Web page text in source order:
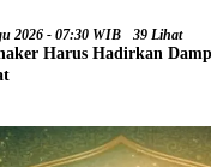
2026 - 07:30 WIB 39 Lihat
Harus Hadirkan